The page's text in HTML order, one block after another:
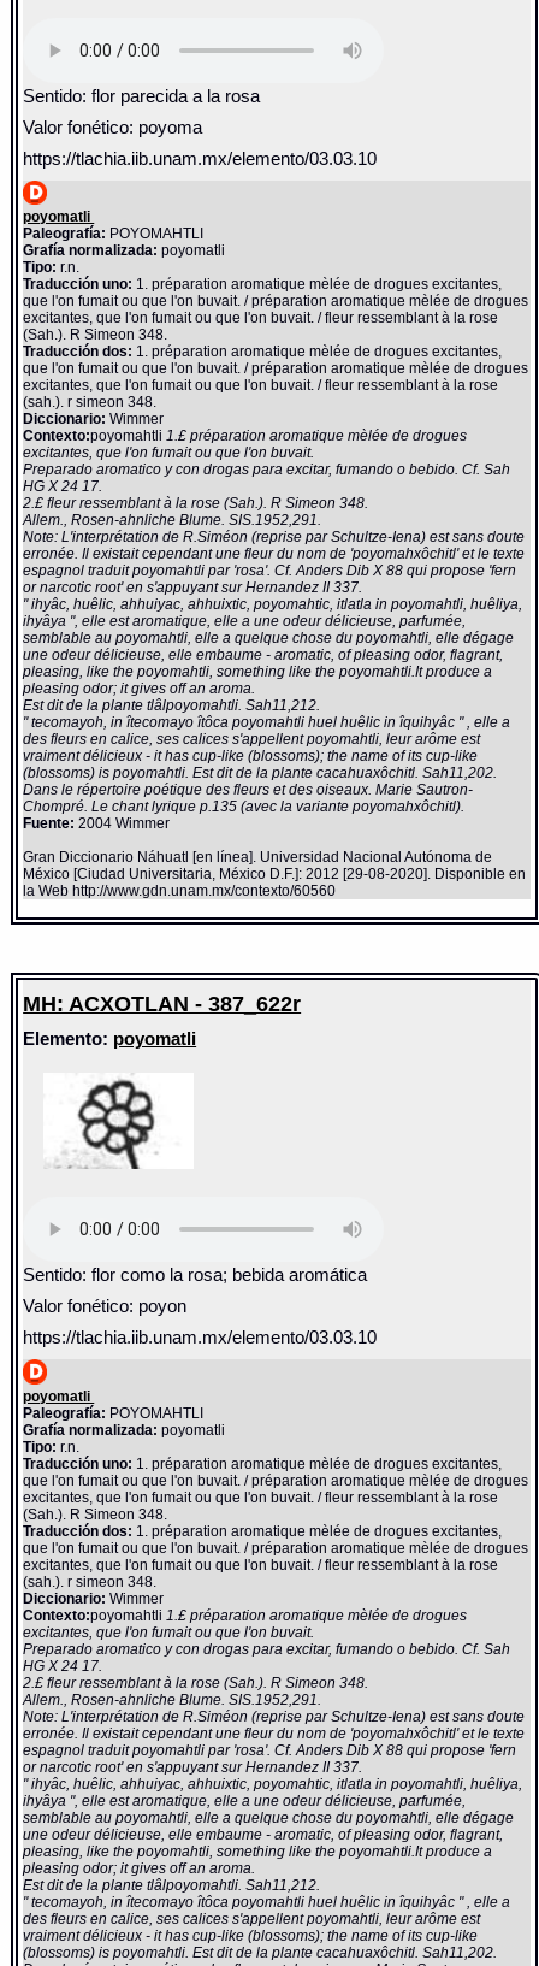
Sentido: flor parecida a la rosa
Valor fonético: poyoma
https://tlachia.iib.unam.mx/elemento/03.03.10
poyomatli
Paleografía: POYOMAHTLI
Grafía normalizada: poyomatli
Tipo: r.n.
Traducción uno: 1. préparation aromatique mèlée de drogues excitantes,
que l'on fumait ou que l'on buvait. / préparation aromatique mèlée de drogues
excitantes, que l'on fumait ou que l'on buvait. / fleur ressemblant à la rose
(Sah.). R Simeon 348.
Traducción dos: 1. préparation aromatique mèlée de drogues excitantes,
que l'on fumait ou que l'on buvait. / préparation aromatique mèlée de drogues
excitantes, que l'on fumait ou que l'on buvait. / fleur ressemblant à la rose
(sah.). r simeon 348.
Diccionario:Wimmer
Contexto:poyomahtli1.£ préparation aromatique mèlée de drogues
excitantes, que l'on fumait ou que l'on buvait.
Preparado aromatico y con drogas para excitar, fumando o bebido. Cf. Sah
HG X 24 17.
2.£ fleur ressemblant à la rose (Sah.). R Simeon 348.
Allem., Rosen-ahnliche Blume. SIS.1952,291.
Note: L'interprétation de R.Siméon (reprise par Schultze-Iena) est sans doute
erronée. Il existait cependant une fleur du nom de 'poyomahxôchitl' et le texte
espagnol traduit poyomahtli par 'rosa'. Cf. Anders Dib X 88 qui propose 'fern
or narcotic root' en s'appuyant sur Hernandez II 337.
" ihyâc, huêlic, ahhuiyac, ahhuixtic, poyomahtic, itlatla in poyomahtli, huêliya,
ihyâya ", elle est aromatique, elle a une odeur délicieuse, parfumée,
semblable au poyomahtli, elle a quelque chose du poyomahtli, elle dégage
une odeur délicieuse, elle embaume - aromatic, of pleasing odor, flagrant,
pleasing, like the poyomahtli, something like the poyomahtli.It produce a
pleasing odor; it gives off an aroma.
Est dit de la plante tlâlpoyomahtli. Sah11,212.
" tecomayoh, in îtecomayo îtôca poyomahtli huel huêlic in îquihyâc " , elle a
des fleurs en calice, ses calices s'appellent poyomahtli, leur arôme est
vraiment délicieux - it has cup-like (blossoms); the name of its cup-like
(blossoms) is poyomahtli. Est dit de la plante cacahuaxôchitl. Sah11,202.
Dans le répertoire poétique des fleurs et des oiseaux. Marie Sautron-
Chompré. Le chant lyrique p.135 (avec la variante poyomahxôchitl).
Fuente: 2004 Wimmer
Gran Diccionario Náhuatl [en línea]. Universidad Nacional Autónoma de
México [Ciudad Universitaria, México D.F.]: 2012 [29-08-2020]. Disponible en
la Web http://www.gdn.unam.mx/contexto/60560
MH: ACXOTLAN - 387_622r
Elemento: poyomatli
Sentido: flor como la rosa; bebida aromática
Valor fonético: poyon
https://tlachia.iib.unam.mx/elemento/03.03.10
poyomatli
Paleografía: POYOMAHTLI
Grafía normalizada: poyomatli
Tipo: r.n.
Traducción uno: 1. préparation aromatique mèlée de drogues excitantes,
que l'on fumait ou que l'on buvait. / préparation aromatique mèlée de drogues
excitantes, que l'on fumait ou que l'on buvait. / fleur ressemblant à la rose
(Sah.). R Simeon 348.
Traducción dos: 1. préparation aromatique mèlée de drogues excitantes,
que l'on fumait ou que l'on buvait. / préparation aromatique mèlée de drogues
excitantes, que l'on fumait ou que l'on buvait. / fleur ressemblant à la rose
(sah.). r simeon 348.
Diccionario:Wimmer
Contexto:poyomahtli1.£ préparation aromatique mèlée de drogues
excitantes, que l'on fumait ou que l'on buvait.
Preparado aromatico y con drogas para excitar, fumando o bebido. Cf. Sah
HG X 24 17.
2.£ fleur ressemblant à la rose (Sah.). R Simeon 348.
Allem., Rosen-ahnliche Blume. SIS.1952,291.
Note: L'interprétation de R.Siméon (reprise par Schultze-Iena) est sans doute
erronée. Il existait cependant une fleur du nom de 'poyomahxôchitl' et le texte
espagnol traduit poyomahtli par 'rosa'. Cf. Anders Dib X 88 qui propose 'fern
or narcotic root' en s'appuyant sur Hernandez II 337.
" ihyâc, huêlic, ahhuiyac, ahhuixtic, poyomahtic, itlatla in poyomahtli, huêliya,
ihyâya ", elle est aromatique, elle a une odeur délicieuse, parfumée,
semblable au poyomahtli, elle a quelque chose du poyomahtli, elle dégage
une odeur délicieuse, elle embaume - aromatic, of pleasing odor, flagrant,
pleasing, like the poyomahtli, something like the poyomahtli.It produce a
pleasing odor; it gives off an aroma.
Est dit de la plante tlâlpoyomahtli. Sah11,212.
" tecomayoh, in îtecomayo îtôca poyomahtli huel huêlic in îquihyâc " , elle a
des fleurs en calice, ses calices s'appellent poyomahtli, leur arôme est
vraiment délicieux - it has cup-like (blossoms); the name of its cup-like
(blossoms) is poyomahtli. Est dit de la plante cacahuaxôchitl. Sah11,202.